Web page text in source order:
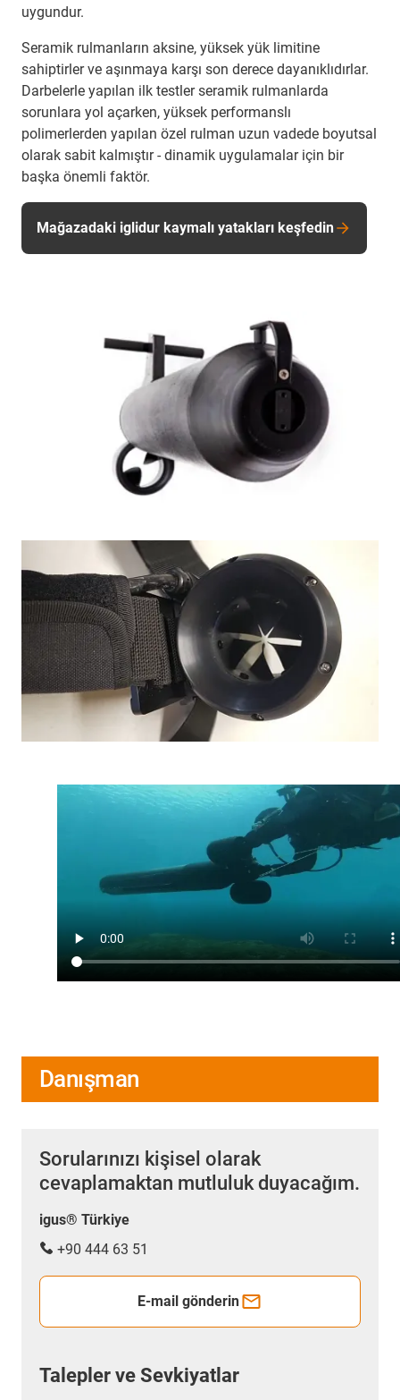
uygundur.
Seramik rulmanların aksine, yüksek yük limitine
sahiptirler ve aşınmaya karşı son derece dayanıklıdırlar.
Darbelerle yapılan ilk testler seramik rulmanlarda
sorunlara yol açarken, yüksek performanslı
polimerlerden yapılan özel rulman uzun vadede boyutsal
olarak sabit kalmıştır - dinamik uygulamalar için bir
başka önemli faktör.
Mağazadaki iglidur kaymalı yatakları keşfedin
Danışman
Sorularınızı kişisel olarak
cevaplamaktan mutluluk duyacağım.
igus® Türkiye
+90 444 63 51
E-mail gönderin
Talepler ve Sevkiyatlar